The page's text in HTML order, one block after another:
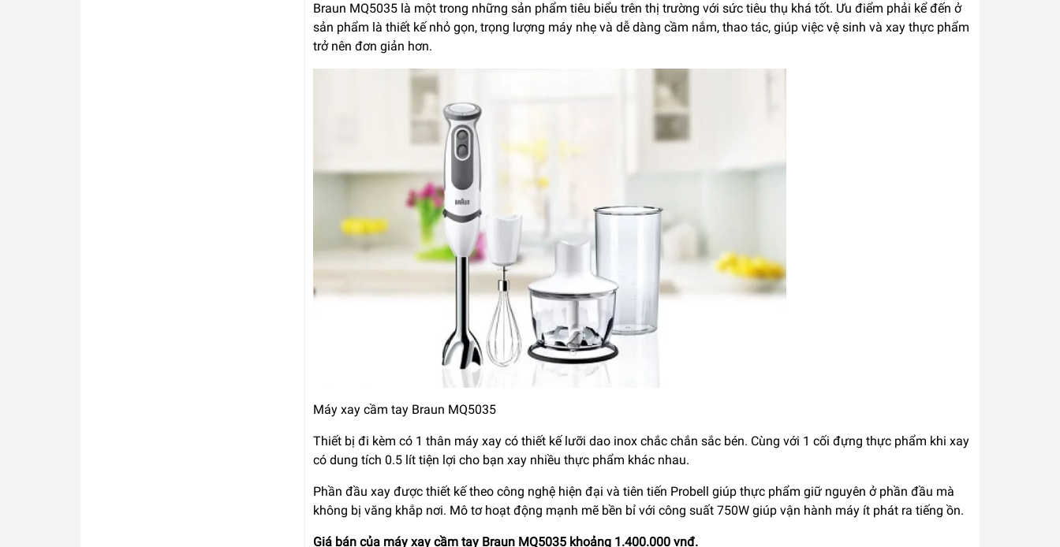
Braun MQ5035 là một trong những sản phẩm tiêu biểu trên thị trường với sức tiêu thụ khá tốt. Ưu điểm phải kể đến ở
sản phẩm là thiết kế nhỏ gọn, trọng lượng máy nhẹ và dễ dàng cầm nắm, thao tác, giúp việc vệ sinh và xay thực phẩm
trở nên đơn giản hơn.
Máy xay cầm tay Braun MQ5035
Thiết bị đi kèm có 1 thân máy xay có thiết kế lưỡi dao inox chắc chắn sắc bén. Cùng với 1 cối đựng thực phẩm khi xay
có dung tích 0.5 lít tiện lợi cho bạn xay nhiều thực phẩm khác nhau.
Phần đầu xay được thiết kế theo công nghệ hiện đại và tiên tiến Probell giúp thực phẩm giữ nguyên ở phần đầu mà
không bị văng khắp nơi. Mô tơ hoạt động mạnh mẽ bền bỉ với công suất 750W giúp vận hành máy ít phát ra tiếng ồn.
Giá bán của máy xay cầm tay Braun MQ5035 khoảng 1.400.000 vnđ.